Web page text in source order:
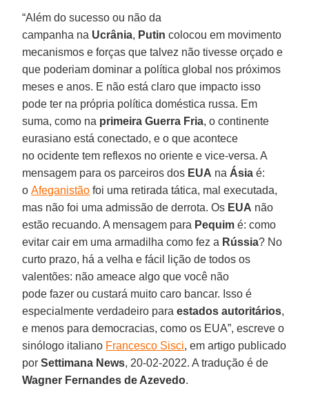
“Além do sucesso ou não da
campanha na Ucrânia, Putin colocou em movimento
mecanismos e forças que talvez não tivesse orçado e
que poderiam dominar a política global nos próximos
meses e anos. E não está claro que impacto isso
pode ter na própria política doméstica russa. Em
suma, como na primeira Guerra Fria, o continente
eurasiano está conectado, e o que acontece
no ocidente tem reflexos no oriente e vice-versa. A
mensagem para os parceiros dos EUA na Ásia é:
oAfeganistão foi uma retirada tática, mal executada,
mas não foi uma admissão de derrota. Os EUA não
estão recuando. A mensagem para Pequim é: como
evitar cair em uma armadilha como fez a Rússia? No
curto prazo, há a velha e fácil lição de todos os
valentões: não ameace algo que você não
pode fazer ou custará muito caro bancar. Isso é
especialmente verdadeiro paraestados autoritários,
e menos para democracias, como os EUA”, escreve o
sinólogo italiano Francesco Sisci, em artigo publicado
porSettimana News, 20-02-2022. A tradução é de
Wagner Fernandes de Azevedo.